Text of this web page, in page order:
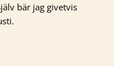
bär jag givetvis